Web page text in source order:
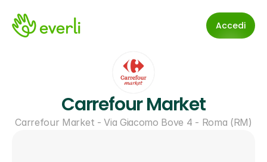
Accedi
Carrefour Market
Carrefour Market - Via Giacomo Bove 4 - Roma (RM)